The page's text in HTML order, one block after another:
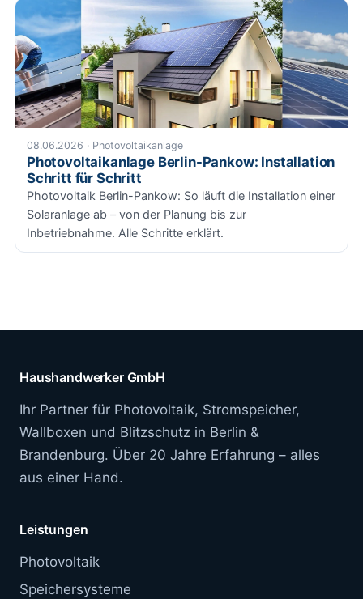
08.06.2026 · Photovoltaikanlage
Photovoltaikanlage Berlin-Pankow: Installation
Schritt für Schritt
Photovoltaik Berlin-Pankow: So läuft die Installation einer
Solaranlage ab – von der Planung bis zur
Inbetriebnahme. Alle Schritte erklärt.
Haushandwerker GmbH
Ihr Partner für Photovoltaik, Stromspeicher,
Wallboxen und Blitzschutz in Berlin &
Brandenburg. Über 20 Jahre Erfahrung – alles
aus einer Hand.
Leistungen
Photovoltaik
Speichersysteme